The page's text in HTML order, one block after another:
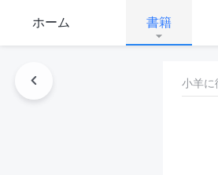
ホーム 書籍
小羊に